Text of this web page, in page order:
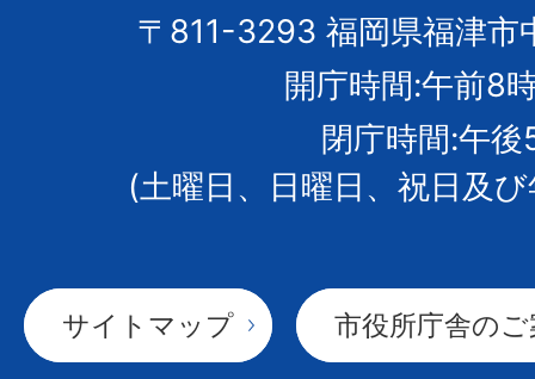
市
章
〒811-3293 福岡県福津市
開庁時間:午前8
閉庁時間:午後
(土曜日、日曜日、祝日及
サイトマップ 市役所庁舎の